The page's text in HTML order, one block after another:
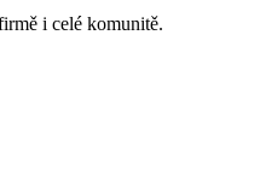
i celé komunitě.